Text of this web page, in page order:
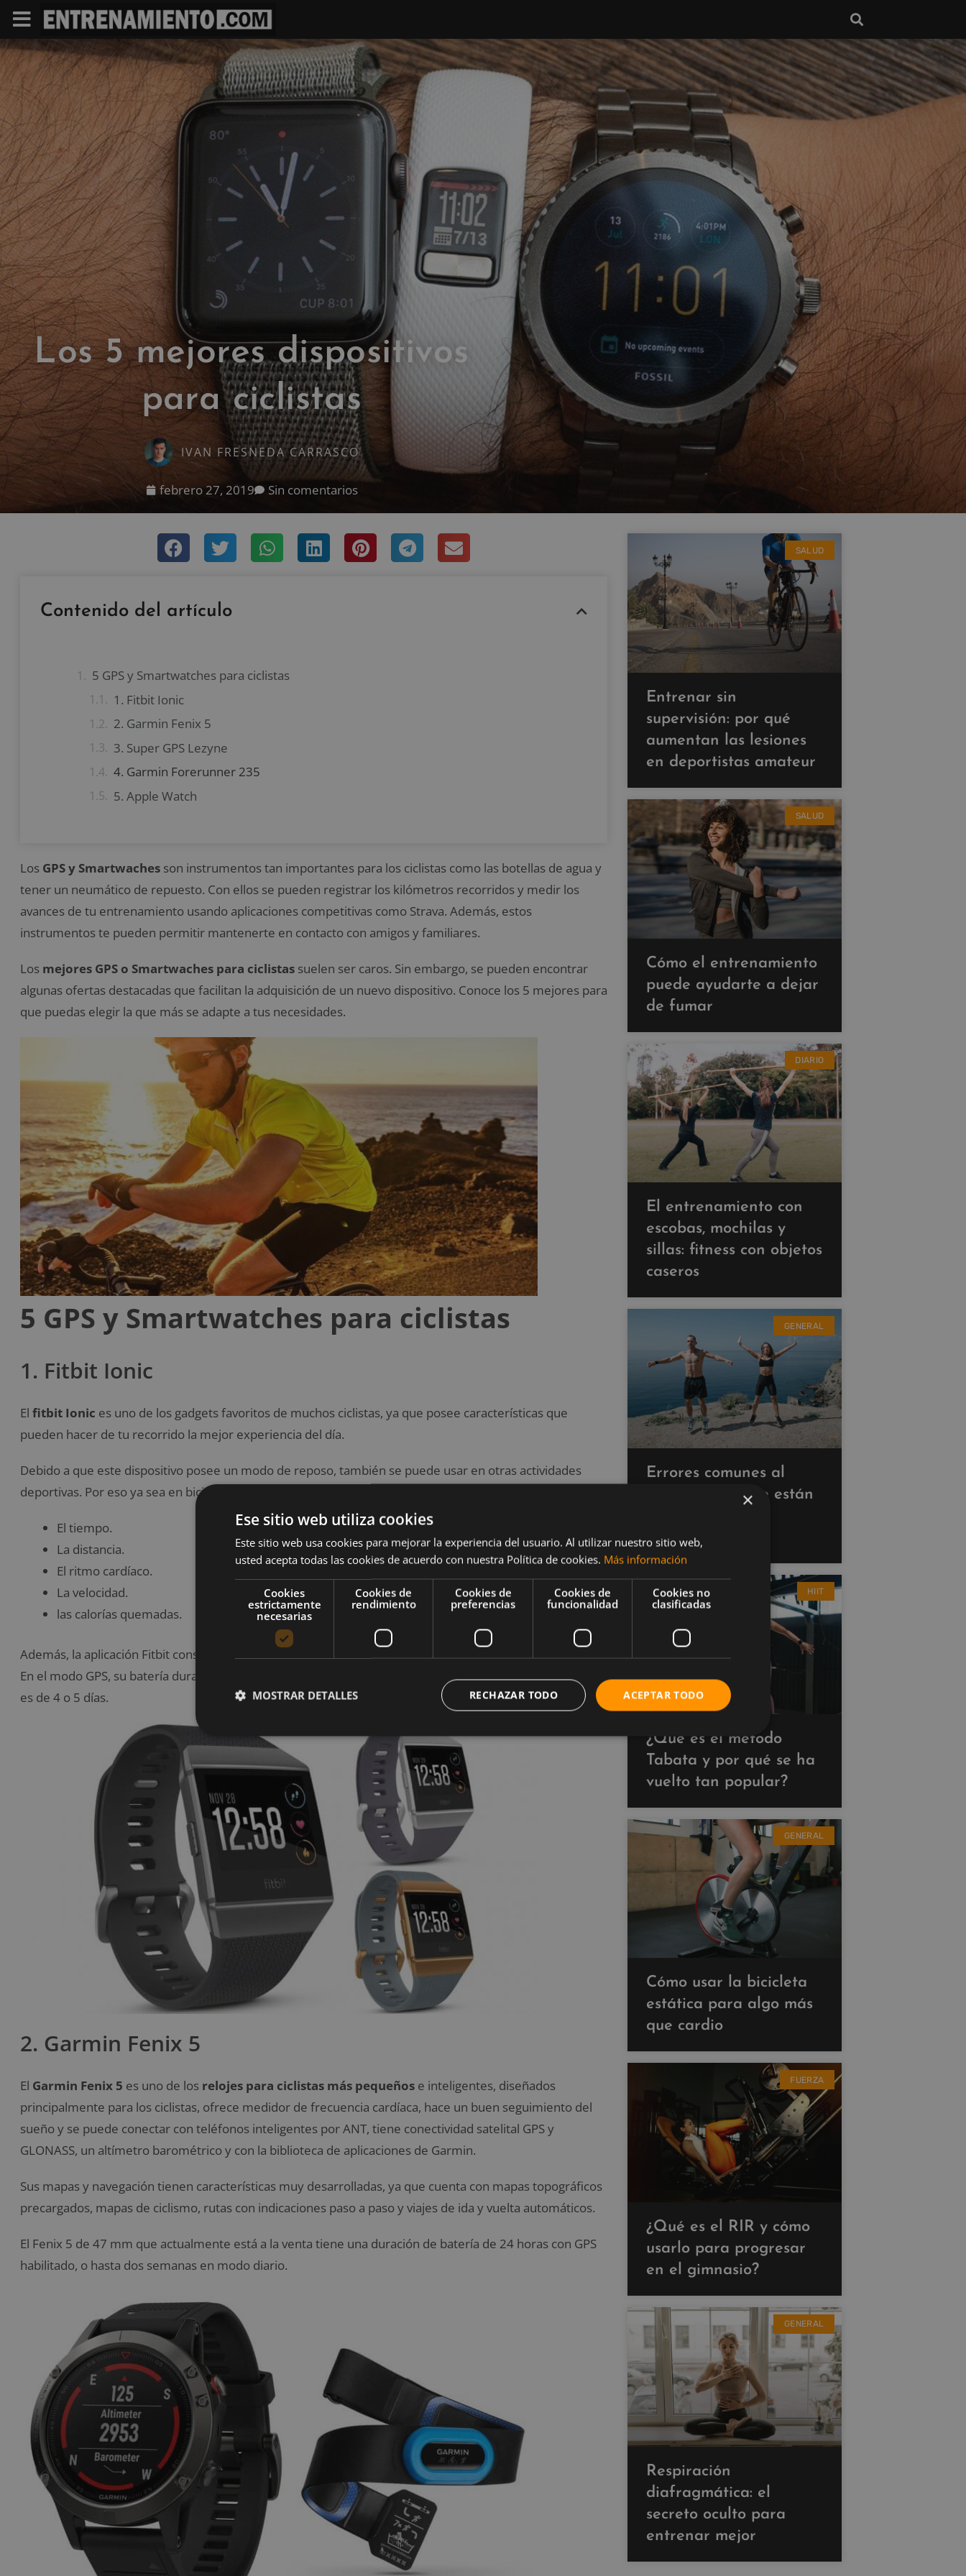
Los 5 mejores dispositivos
para ciclistas
IVAN FRESNEDA CARRASCO
febrero 27, 2019 Sin comentarios
Contenido del artículo
5 GPS y Smartwatches para ciclistas
1. Fitbit Ionic
2. Garmin Fenix ​​5
3. Super GPS Lezyne
4. Garmin Forerunner 235
5. Apple Watch
Los GPS y Smartwaches son instrumentos tan importantes para los ciclistas como las botellas de agua y
tener un neumático de repuesto. Con ellos se pueden registrar los kilómetros recorridos y medir los
avances de tu entrenamiento usando aplicaciones competitivas como Strava. Además, estos
instrumentos te pueden permitir mantenerte en contacto con amigos y familiares.
Los mejores GPS o Smartwaches para ciclistas suelen ser caros. Sin embargo, se pueden encontrar
algunas ofertas destacadas que facilitan la adquisición de un nuevo dispositivo. Conoce los 5 mejores para
que puedas elegir la que más se adapte a tus necesidades.
5 GPS y Smartwatches para ciclistas
1. Fitbit Ionic
El fitbit Ionic es uno de los gadgets favoritos de muchos ciclistas, ya que posee características que
pueden hacer de tu recorrido la mejor experiencia del día.
Debido a que este dispositivo posee un modo de reposo, también se puede usar en otras actividades
deportivas. Por eso ya sea en bicicleta o en entrenamiento cruzado, el Fitbit Ionic puede monitorizar:
El tiempo.
La distancia.
El ritmo cardíaco.
La velocidad.
las calorías quemadas.
Además, la aplicación Fitbit construye mapas y datos de viaje, también se puede sincronizar con Strava.
En el modo GPS, su batería dura hasta 10 horas, pero con el modo GPS apagado, la duración de la batería
es de 4 o 5 días.
2. Garmin Fenix ​​5
El Garmin Fenix 5 es uno de los relojes para ciclistas más pequeños e inteligentes, diseñados
principalmente para los ciclistas, ofrece medidor de frecuencia cardíaca, hace un buen seguimiento del
sueño y se puede conectar con teléfonos inteligentes por ANT, tiene conectividad satelital GPS y
GLONASS, un altímetro barométrico y con la biblioteca de aplicaciones de Garmin.
Sus mapas y navegación tienen características muy desarrolladas, ya que cuenta con mapas topográficos
precargados, mapas de ciclismo, rutas con indicaciones paso a paso y viajes de ida y vuelta automáticos.
El Fenix 5 de 47 mm que actualmente está a la venta tiene una duración de batería de 24 horas con GPS
habilitado, o hasta dos semanas en modo diario.
SALUD
Entrenar sin
supervisión: por qué
aumentan las lesiones
en deportistas amateur
SALUD
Cómo el entrenamiento
puede ayudarte a dejar
de fumar
DIARIO
El entrenamiento con
escobas, mochilas y
sillas: fitness con objetos
caseros
GENERAL
Errores comunes al
hacer cardio que están
resultados
HIIT
¿Qué es el método
Tabata y por qué se ha
vuelto tan popular?
GENERAL
Cómo usar la bicicleta
estática para algo más
que cardio
FUERZA
¿Qué es el RIR y cómo
usarlo para progresar
en el gimnasio?
GENERAL
Respiración
diafragmática: el
secreto oculto para
entrenar mejor
×
Ese sitio web utiliza cookies
Este sitio web usa cookies para mejorar la experiencia del usuario. Al utilizar nuestro sitio web,
usted acepta todas las cookies de acuerdo con nuestra Política de cookies. Más información
Cookies
estrictamente
necesarias
Cookies de
rendimiento
Cookies de
preferencias
Cookies de
funcionalidad
Cookies no
clasificadas
ACEPTAR TODO
RECHAZAR TODO
MOSTRAR DETALLES